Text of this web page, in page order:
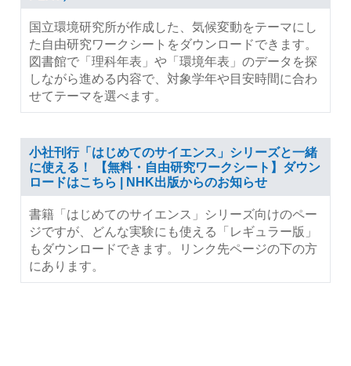
国立環境研究所が作成した、気候変動をテーマにし
た自由研究ワークシートをダウンロードできます。
図書館で「理科年表」や「環境年表」のデータを探
しながら進める内容で、対象学年や目安時間に合わ
せてテーマを選べます。
小社刊行「はじめてのサイエンス」シリーズと一緒
に使える！ 【無料・自由研究ワークシート】ダウン
ロードはこちら | NHK出版からのお知らせ
書籍「はじめてのサイエンス」シリーズ向けのペー
ジですが、どんな実験にも使える「レギュラー版」
もダウンロードできます。リンク先ページの下の方
にあります。